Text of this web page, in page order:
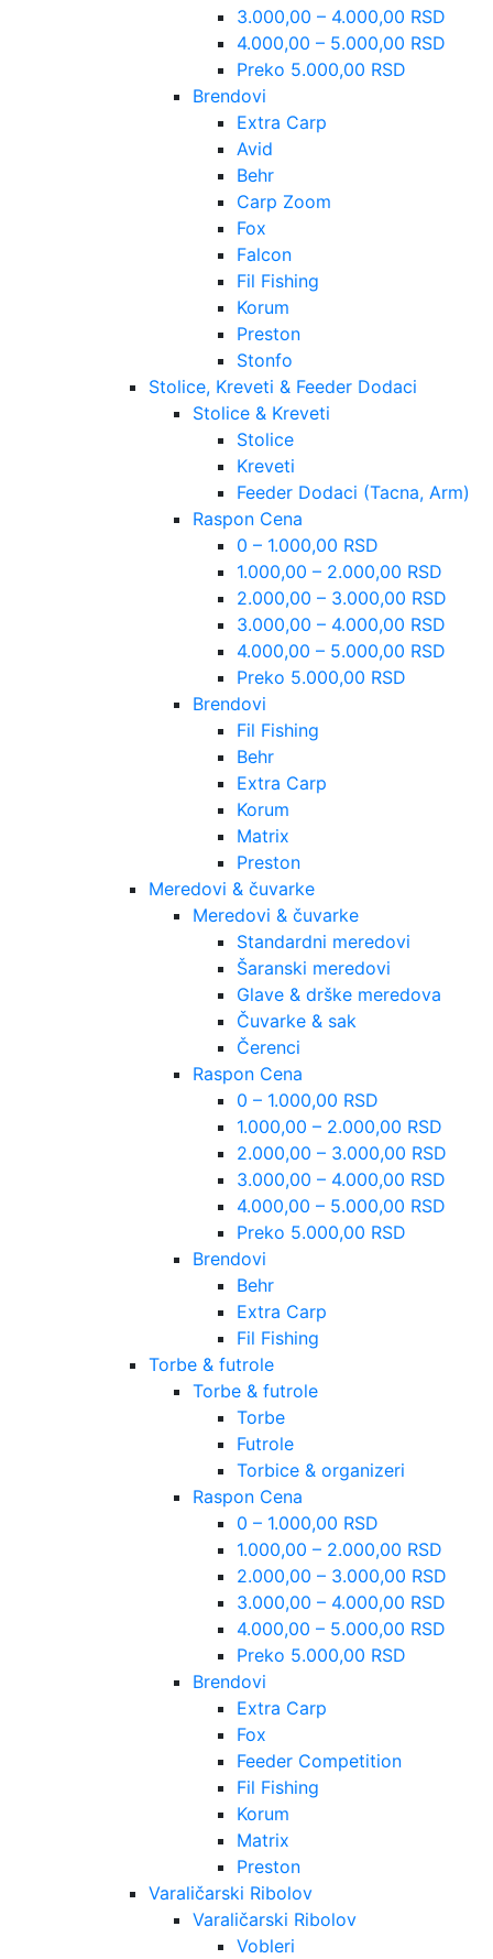
3.000,00 – 4.000,00 RSD
4.000,00 – 5.000,00 RSD
Preko 5.000,00 RSD
Brendovi
Extra Carp
Avid
Behr
Carp Zoom
Fox
Falcon
Fil Fishing
Korum
Preston
Stonfo
Stolice, Kreveti & Feeder Dodaci
Stolice & Kreveti
Stolice
Kreveti
Feeder Dodaci (Tacna, Arm)
Raspon Cena
0 – 1.000,00 RSD
1.000,00 – 2.000,00 RSD
2.000,00 – 3.000,00 RSD
3.000,00 – 4.000,00 RSD
4.000,00 – 5.000,00 RSD
Preko 5.000,00 RSD
Brendovi
Fil Fishing
Behr
Extra Carp
Korum
Matrix
Preston
Meredovi & čuvarke
Meredovi & čuvarke
Standardni meredovi
Šaranski meredovi
Glave & drške meredova
Čuvarke & sak
Čerenci
Raspon Cena
0 – 1.000,00 RSD
1.000,00 – 2.000,00 RSD
2.000,00 – 3.000,00 RSD
3.000,00 – 4.000,00 RSD
4.000,00 – 5.000,00 RSD
Preko 5.000,00 RSD
Brendovi
Behr
Extra Carp
Fil Fishing
Torbe & futrole
Torbe & futrole
Torbe
Futrole
Torbice & organizeri
Raspon Cena
0 – 1.000,00 RSD
1.000,00 – 2.000,00 RSD
2.000,00 – 3.000,00 RSD
3.000,00 – 4.000,00 RSD
4.000,00 – 5.000,00 RSD
Preko 5.000,00 RSD
Brendovi
Extra Carp
Fox
Feeder Competition
Fil Fishing
Korum
Matrix
Preston
Varaličarski Ribolov
Varaličarski Ribolov
Vobleri